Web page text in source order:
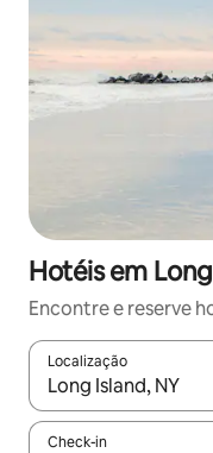
Hotéis em
Encontre e reserve
Localização
Quando os
Check-in